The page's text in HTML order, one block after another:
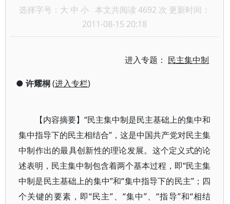
选择字号： 大 中 小 本文共阅读 4692 次 更新时间：
2011-08-15 20:18
进入专题： 民主集中制
● 许耀桐(进入专栏)
【内容摘要】“民主集中制是民主基础上的集中和
集中指导下的民主相结合”，这是中国共产党对民主集
中制作出的最具创新性的理论发展。这个定义式的论
述表明，民主集中制包含着两个基本过程，即“民主集
中制是民主基础上的集中”和“集中指导下的民主”；四
个关键的要素，即“民主”、“集中”、“指导”和“相结